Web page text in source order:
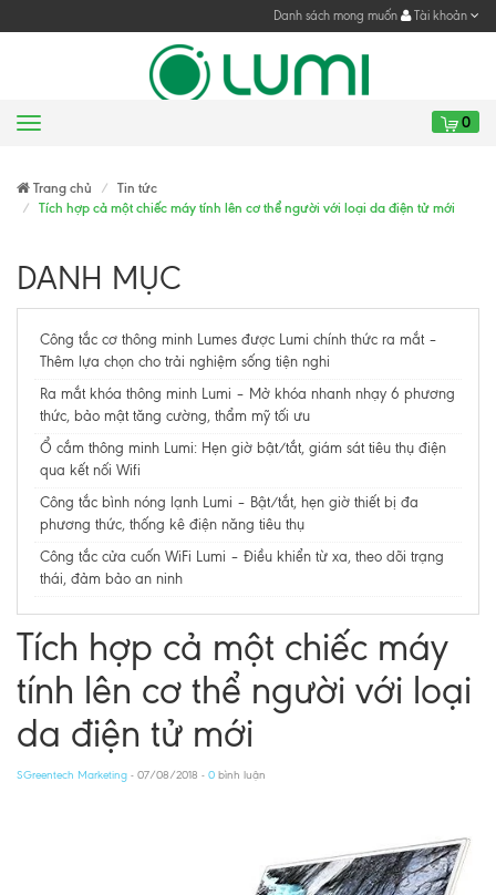
Danh sách mong muốn Tài khoản
Menu 0
Trang chủ
Tin tức
Tích hợp cả một chiếc máy tính lên cơ thể người với loại da điện tử mới
DANH MỤC
Công tắc cơ thông minh Lumes được Lumi chính thức ra mắt –
Thêm lựa chọn cho trải nghiệm sống tiện nghi
Ra mắt khóa thông minh Lumi – Mở khóa nhanh nhạy 6 phương
thức, bảo mật tăng cường, thẩm mỹ tối ưu
Ổ cắm thông minh Lumi: Hẹn giờ bật/tắt, giám sát tiêu thụ điện
qua kết nối Wifi
Công tắc bình nóng lạnh Lumi – Bật/tắt, hẹn giờ thiết bị đa
phương thức, thống kê điện năng tiêu thụ​​​​​​​
Công tắc cửa cuốn WiFi Lumi – Điều khiển từ xa, theo dõi trạng
thái, đảm bảo an ninh
Tích hợp cả một chiếc máy
tính lên cơ thể người với loại
da điện tử mới
SGreentech Marketing - 07/08/2018 - 0 bình luận